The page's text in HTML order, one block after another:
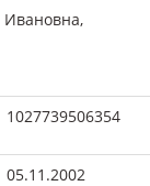
Ивановна,
1027739506354
05.11.2002